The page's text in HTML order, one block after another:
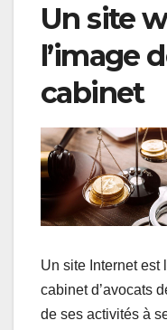
Un site
l’image
cabinet
Un site Internet est
cabinet d’avocats
de ses activités à